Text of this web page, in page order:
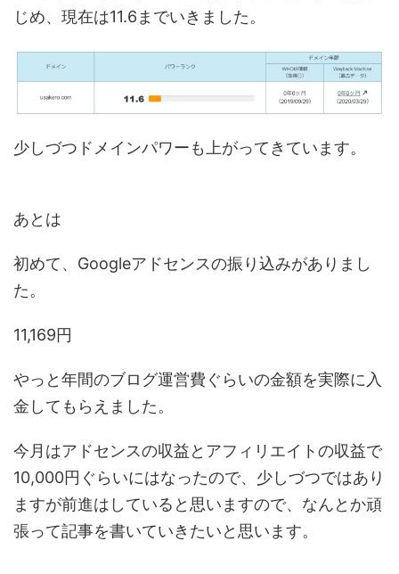
じめ、現在は11.6までいきました。
少しづつドメインパワーも上がってきています。
あとは
初めて、Googleアドセンスの振り込みがありまし
た。
11,169円
やっと年間のブログ運営費ぐらいの金額を実際に入
金してもらえました。
今月はアドセンスの収益とアフィリエイトの収益で
10,000円ぐらいにはなったので、少しづつではあり
ますが前進はしていると思いますので、なんとか頑
張って記事を書いていきたいと思います。